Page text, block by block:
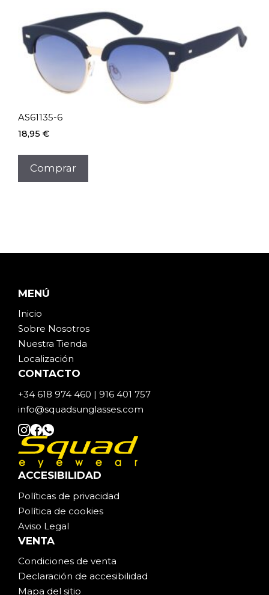
AS61135-6
18,95 €
Comprar
MENÚ
Inicio
Sobre Nosotros
Nuestra Tienda
Localización
CONTACTO
+34 618 974 460 | 916 401 757
info@squadsunglasses.com
ACCESIBILIDAD
Políticas de privacidad
Política de cookies
Aviso Legal
VENTA
Condiciones de venta
Declaración de accesibilidad
Mapa del sitio